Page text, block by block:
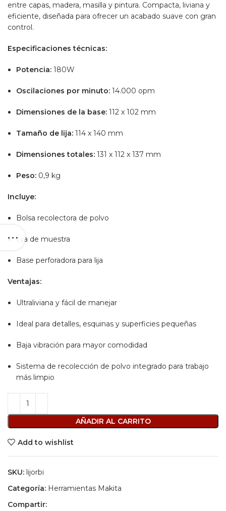
entre capas, madera, masilla y pintura. Compacta, liviana y
eficiente, diseñada para ofrecer un acabado suave con gran
control.
Especificaciones técnicas:
Potencia: 180W
Oscilaciones por minuto: 14.000 opm
Dimensiones de la base: 112 x 102 mm
Tamaño de lija: 114 x 140 mm
Dimensiones totales: 131 x 112 x 137 mm
Peso: 0,9 kg
Incluye:
Bolsa recolectora de polvo
Lija de muestra
Base perforadora para lija
Ventajas:
Ultraliviana y fácil de manejar
Ideal para detalles, esquinas y superficies pequeñas
Baja vibración para mayor comodidad
Sistema de recolección de polvo integrado para trabajo
más limpio
AÑADIR AL CARRITO
Add to wishlist
SKU: lijorbi
Categoría: Herramientas Makita
Compartir: